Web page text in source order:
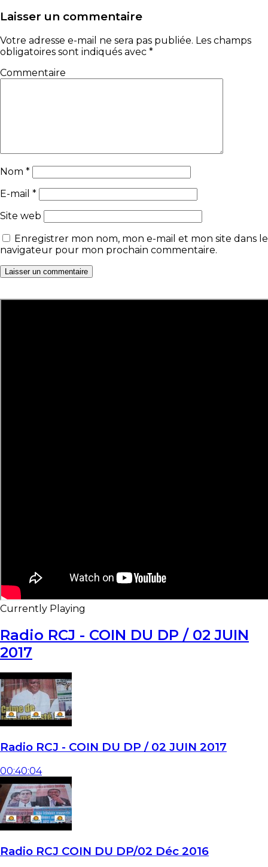
Laisser un commentaire
Votre adresse e-mail ne sera pas publiée. Les champs
obligatoires sont indiqués avec *
Commentaire
Nom *
E-mail *
Site web
Enregistrer mon nom, mon e-mail et mon site dans le
navigateur pour mon prochain commentaire.
Currently Playing
Radio RCJ - COIN DU DP / 02 JUIN
2017
Radio RCJ - COIN DU DP / 02 JUIN 2017
00:40:04
Radio RCJ COIN DU DP/02 Déc 2016